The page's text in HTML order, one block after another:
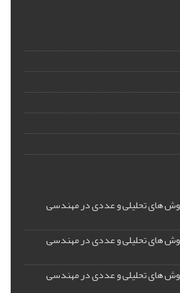
شماره 32 نشریه روش های تحلیلی و عددی در مهندسی
شماره 30 نشریه روش های تحلیلی و عددی در مهندسی
شماره 29 نشریه روش های تحلیلی و عددی در مهندسی